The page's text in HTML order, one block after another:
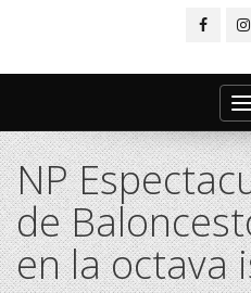
NP
de
en la octava